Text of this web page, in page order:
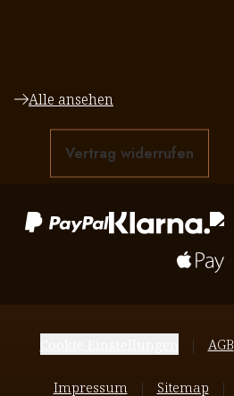
Alle ansehen
Vertrag widerrufen
AGB
Impressum Sitemap